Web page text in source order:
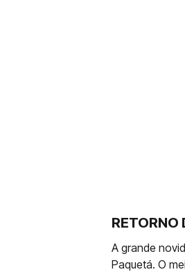
RETORNO
A grande
Paquetá. O